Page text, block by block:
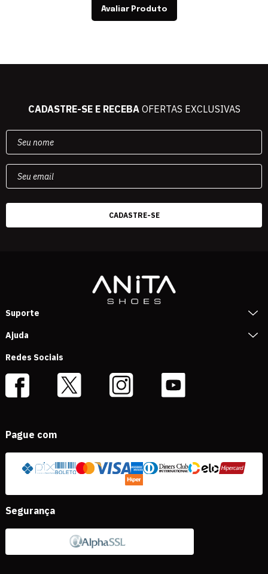
Avaliar Produto
CADASTRE-SE E RECEBAOFERTAS EXCLUSIVAS
Suporte
Ajuda
Redes Sociais
Pague com
Segurança